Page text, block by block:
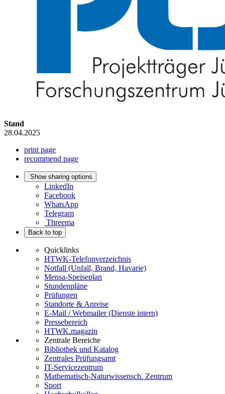
Stand
28.04.2025
print page
recommend page
Show sharing options
LinkedIn
Facebook
WhatsApp
Telegram
Threema
Back to top
Quicklinks
HTWK-Telefonverzeichnis
Notfall (Unfall, Brand, Havarie)
Mensa-Speiseplan
Stundenpläne
Prüfungen
Standorte & Anreise
E-Mail / Webmailer (Dienste intern)
Pressebereich
HTWK.magazin
Zentrale Bereiche
Bibliothek und Katalog
Zentrales Prüfungsamt
IT-Servicezentrum
Mathematisch-Naturwissensch. Zentrum
Sport